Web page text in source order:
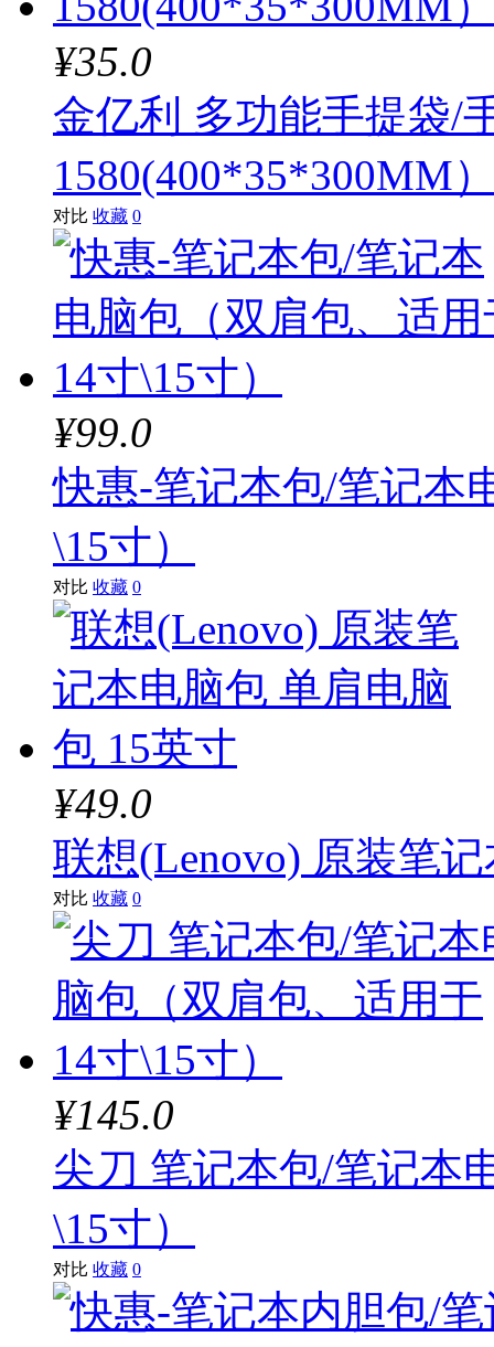
¥35.0
金亿利 多功能手提袋/
1580(400*35*300MM
对比 收藏 0
¥99.0
快惠-笔记本包/笔记本
\15寸）
对比 收藏 0
¥49.0
联想(Lenovo) 原装笔
对比 收藏 0
¥145.0
尖刀 笔记本包/笔记本
\15寸）
对比 收藏 0